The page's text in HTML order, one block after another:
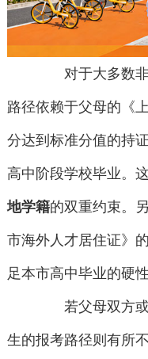
对于大多数非
路径依赖于父母的《
分达到标准分值的持
高中阶段学校毕业。
地学籍的双重约束。
市海外人才居住证》
足本市高中毕业的硬
若父母双方或
生的报考路径则有所